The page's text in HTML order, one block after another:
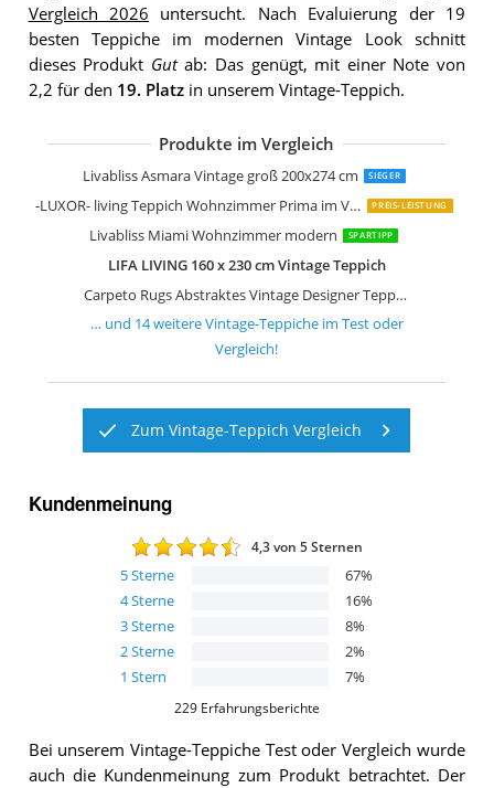
Vergleich 2026 untersucht. Nach Evaluierung der 19
besten Teppiche im modernen Vintage Look schnitt
dieses Produkt Gutab: Das genügt, mit einer Note von
2,2 für den 19. Platzin unserem Vintage-Teppich.
Produkte im Vergleich
Livabliss Asmara Vintage groß 200x274 cm SIEGER
-LUXOR- living Teppich Wohnzimmer Prima im Vintage Design PREIS-LEISTUNG
Livabliss Miami Wohnzimmer modern SPARTIPP
LIFA LIVING 160 x 230 cm Vintage Teppich
Carpeto Rugs Abstraktes Vintage Designer Teppich
Loberon Teppich Lortet Vintage-Look
Loberon Teppich Louvarie
Loberon Teppich Delpheer
Surya Tampa Vintage Teppich
Loberon Teppich Daryush
Safavieh Vintage Inspirierter Teppich
Safavieh Wohnzimmer Teppich
… und 14weitereVintage-Teppicheim Test oder
Vergleich!
Zum Vintage-Teppich Vergleich
Kundenmeinung
4,3von 5 Sternen
5Sterne 67%
4Sterne 16%
3Sterne 8%
2Sterne 2%
1 Stern 7%
229 Erfahrungsberichte
Bei unseremVintage-Teppiche Test oder Vergleich wurde
auch die Kundenmeinung zum Produkt betrachtet. Der